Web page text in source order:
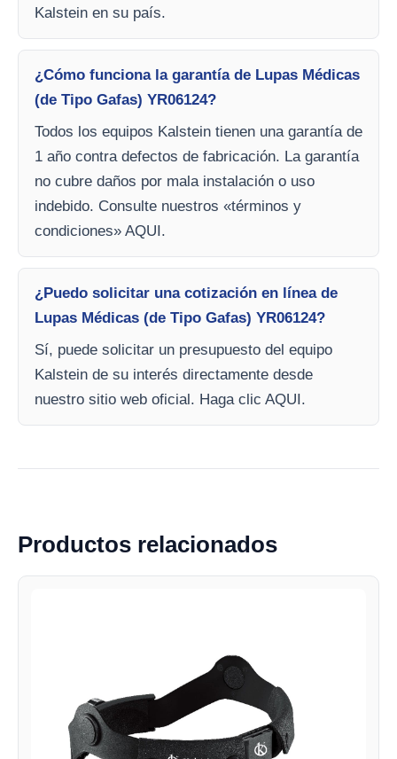
Kalstein en su país.
¿Cómo funciona la garantía de Lupas Médicas
(de Tipo Gafas) YR06124?
Todos los equipos Kalstein tienen una garantía de
1 año contra defectos de fabricación. La garantía
no cubre daños por mala instalación o uso
indebido. Consulte nuestros «términos y
condiciones» AQUI.
¿Puedo solicitar una cotización en línea de
Lupas Médicas (de Tipo Gafas) YR06124?
Sí, puede solicitar un presupuesto del equipo
Kalstein de su interés directamente desde
nuestro sitio web oficial. Haga clic AQUI.
Productos relacionados